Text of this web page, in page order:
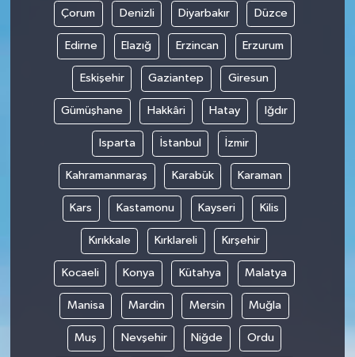
Çorum Denizli Diyarbakır Düzce
Edirne Elazığ Erzincan Erzurum
Eskişehir Gaziantep Giresun
Gümüşhane Hakkâri Hatay Iğdır
Isparta İstanbul İzmir
Kahramanmaraş Karabük Karaman
Kars Kastamonu Kayseri Kilis
Kırıkkale Kırklareli Kırşehir
Kocaeli Konya Kütahya Malatya
Manisa Mardin Mersin Muğla
Muş Nevşehir Niğde Ordu